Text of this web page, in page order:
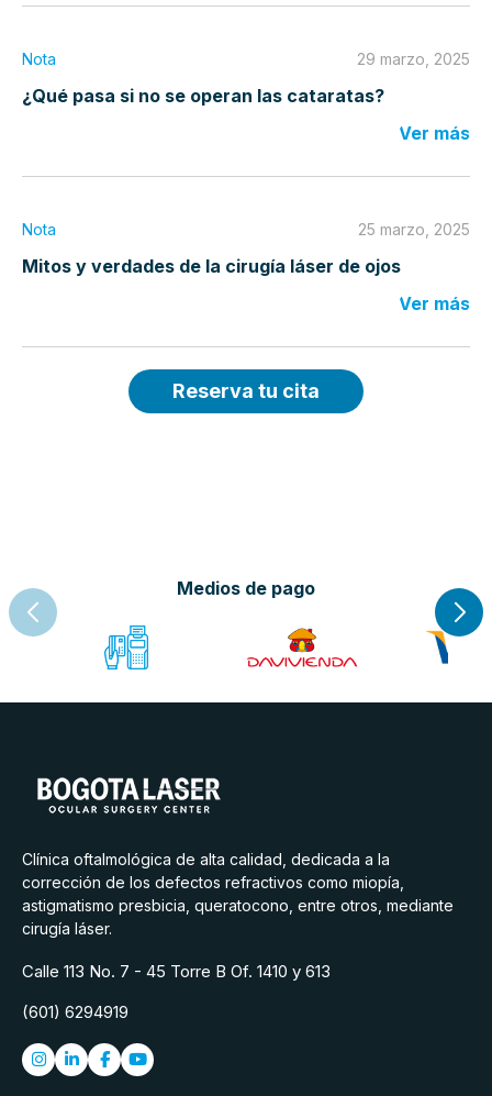
Nota 29 marzo, 2025
¿Qué pasa si no se operan las cataratas?
Ver más
Nota 25 marzo, 2025
Mitos y verdades de la cirugía láser de ojos
Ver más
Reserva tu cita
Medios de pago
Clínica oftalmológica de alta calidad, dedicada a la
corrección de los defectos refractivos como miopía,
astigmatismo presbicia, queratocono, entre otros, mediante
cirugía láser.
Calle 113 No. 7 - 45 Torre B Of. 1410 y 613
(601) 6294919